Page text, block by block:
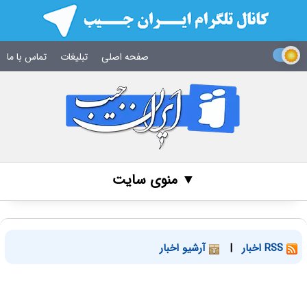
صفحه اصلی تبلیغات تماس با ما
▼ منوی سایت
| آرشیو اخبار